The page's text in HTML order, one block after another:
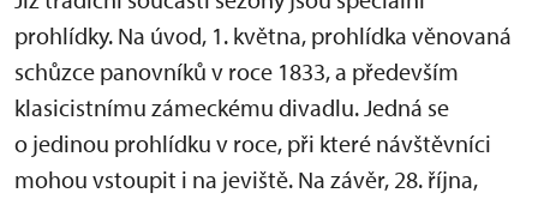
prohlídky. Na úvod, 1. května, prohlídka věnovaná
schůzce panovníků v roce 1833, a především
klasicistnímu zámeckému divadlu. Jedná se
o jedinou prohlídku v roce, při které návštěvníci
mohou vstoupit i na jeviště. Na závěr, 28. října,